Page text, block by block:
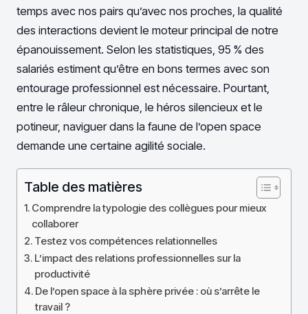
temps avec nos pairs qu’avec nos proches, la qualité
des interactions devient le moteur principal de notre
épanouissement. Selon les statistiques, 95 % des
salariés estiment qu’être en bons termes avec son
entourage professionnel est nécessaire. Pourtant,
entre le râleur chronique, le héros silencieux et le
potineur, naviguer dans la faune de l’open space
demande une certaine agilité sociale.
Table des matières
Comprendre la typologie des collègues pour mieux
collaborer
Testez vos compétences relationnelles
L’impact des relations professionnelles sur la
productivité
De l’open space à la sphère privée : où s’arrête le
travail ?